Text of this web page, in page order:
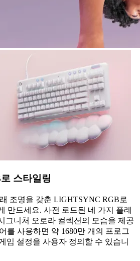
스타일링
조명을 갖춘 LIGHTSYNC RGB로
만드세요. 사전 로드된 네 가지 플레
그니처 오로라 컬렉션의 모습을 제공
를 사용하면 약 1680만 개의 프로그
임 설정을 사용자 정의할 수 있습니